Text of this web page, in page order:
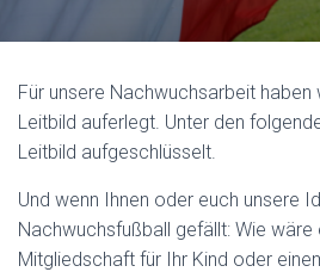
Für unsere Nachwuchsarbeit haben
Leitbild auferlegt. Unter den
Leitbild aufgeschlüsselt.
Und wenn Ihnen oder euch unsere
Nachwuchsfußball gefällt: Wie wäre
Mitgliedschaft für Ihr Kind oder